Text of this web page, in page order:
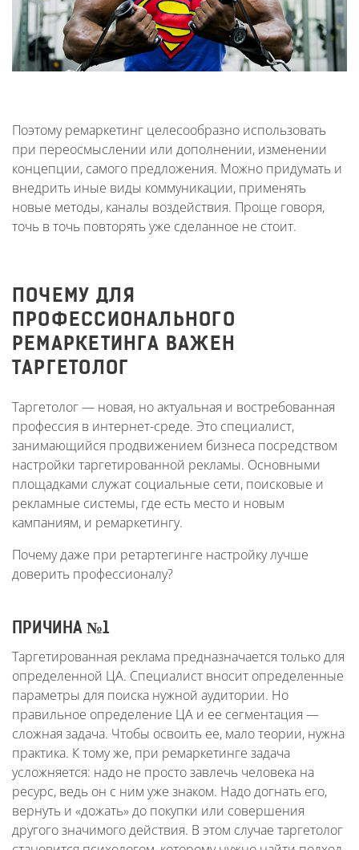
Поэтому ремаркетинг целесообразно использовать
при переосмыслении или дополнении, изменении
концепции, самого предложения. Можно придумать и
внедрить иные виды коммуникации, применять
новые методы, каналы воздействия. Проще говоря,
точь в точь повторять уже сделанное не стоит.
ПОЧЕМУ ДЛЯ
ПРОФЕССИОНАЛЬНОГО
РЕМАРКЕТИНГА ВАЖЕН
ТАРГЕТОЛОГ
Таргетолог — новая, но актуальная и востребованная
профессия в интернет-среде. Это специалист,
занимающийся продвижением бизнеса посредством
настройки таргетированной рекламы. Основными
площадками служат социальные сети, поисковые и
рекламные системы, где есть место и новым
кампаниям, и ремаркетингу.
Почему даже при ретартегинге настройку лучше
доверить профессионалу?
ПРИЧИНА №1
Таргетированная реклама предназначается только для
определенной ЦА. Специалист вносит определенные
параметры для поиска нужной аудитории. Но
правильное определение ЦА и ее сегментация —
сложная задача. Чтобы освоить ее, мало теории, нужна
практика. К тому же, при ремаркетинге задача
усложняется: надо не просто завлечь человека на
ресурс, ведь он с ним уже знаком. Надо догнать его,
вернуть и «дожать» до покупки или совершения
другого значимого действия. В этом случае таргетолог